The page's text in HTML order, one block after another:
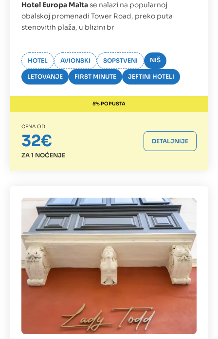
Hotel Europa Maltase nalazi na popularnoj
obalskoj promenadi Tower Road, preko puta
stenovitih plaža, u blizini br
HOTEL AVIONSKI SOPSTVENI NIŠ
LETOVANJE FIRST MINUTE JEFTINI HOTELI
5% POPUSTA
CENA OD
32€
ZA 1 NOĆENJE
DETALJNIJE